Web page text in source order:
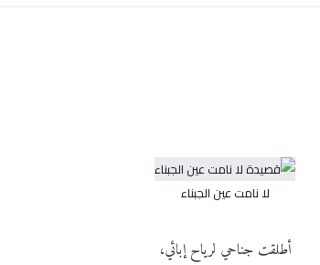
لا نامت عين الجبناء
أطلقت جناحي لرياح إبائي،